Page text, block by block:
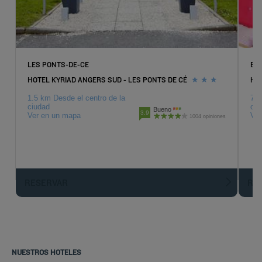
LES PONTS-DE-CE
HOTEL KYRIAD ANGERS SUD - LES PONTS DE CÉ
1.5 km Desde el centro de la
ciudad
Ver en un mapa
3.9 Bueno
1004 opiniones
NUESTROS HOTELES